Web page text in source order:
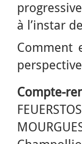
à l’instar
Comment
Compte-